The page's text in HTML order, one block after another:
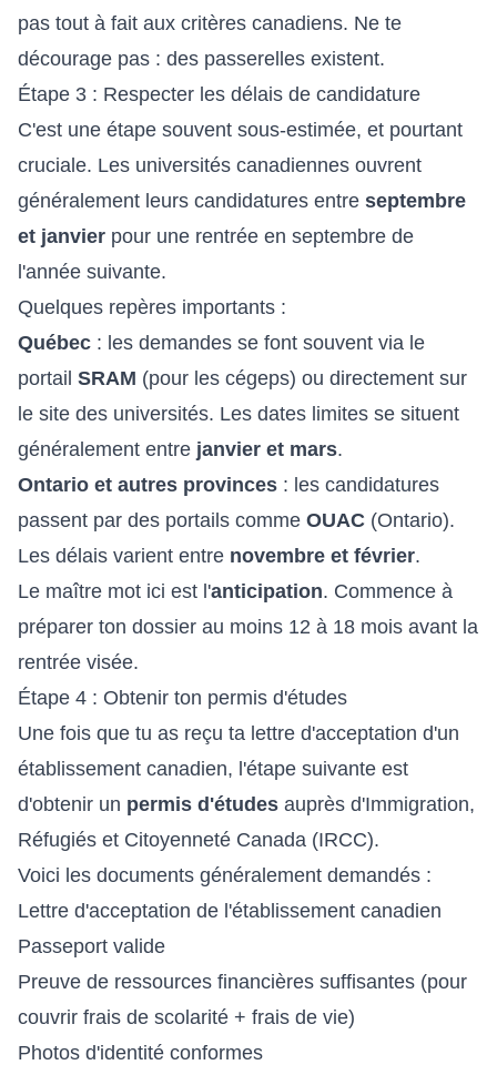
pas tout à fait aux critères canadiens. Ne te
décourage pas : des passerelles existent.
Étape 3 : Respecter les délais de candidature
C'est une étape souvent sous-estimée, et pourtant
cruciale. Les universités canadiennes ouvrent
généralement leurs candidatures entre septembre
et janvier pour une rentrée en septembre de
l'année suivante.
Quelques repères importants :
Québec : les demandes se font souvent via le
portail SRAM (pour les cégeps) ou directement sur
le site des universités. Les dates limites se situent
généralement entre janvier et mars.
Ontario et autres provinces : les candidatures
passent par des portails comme OUAC (Ontario).
Les délais varient entre novembre et février.
Le maître mot ici est l'anticipation. Commence à
préparer ton dossier au moins 12 à 18 mois avant la
rentrée visée.
Étape 4 : Obtenir ton permis d'études
Une fois que tu as reçu ta lettre d'acceptation d'un
établissement canadien, l'étape suivante est
d'obtenir un permis d'études auprès d'Immigration,
Réfugiés et Citoyenneté Canada (IRCC).
Voici les documents généralement demandés :
Lettre d'acceptation de l'établissement canadien
Passeport valide
Preuve de ressources financières suffisantes (pour
couvrir frais de scolarité + frais de vie)
Photos d'identité conformes